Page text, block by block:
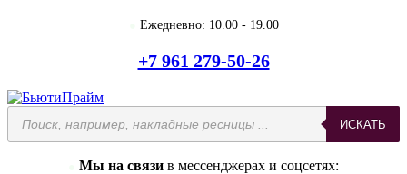
Ежедневно: 10.00 - 19.00
+7 961 279-50-26
ИСКАТЬ
Мы на связи в мессенджерах и соцсетях: